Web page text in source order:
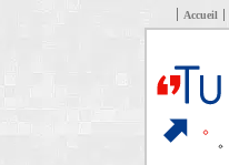
Accueil